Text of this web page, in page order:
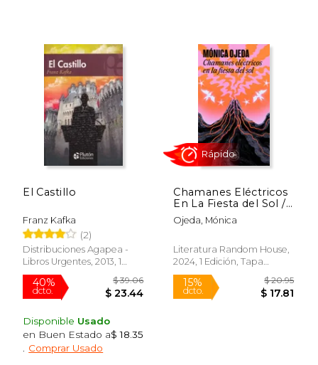
12%
dcto.
15%
dcto.
El Castillo
Franz Kafka
(2)
Distribuciones Agapea -
Libros Urgentes, 2013, 1
Edición, Tapa Blanda,
Nuevo
Disponible Usado
en Buen Estado a$ 18.35
Comprar Usado
Chamanes Eléctricos
En La Fiesta del Sol /
Electric Shamans at
the Festival of T He
Ojeda, Mónica
Literatura Random House,
2024, 1 Edición, Tapa
Blanda, Nuevo